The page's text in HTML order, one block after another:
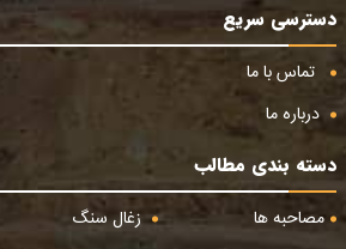
دسترسی سریع
تماس با ما
درباره ما
دسته بندی مطالب
مصاحبه ها
زغال سنگ